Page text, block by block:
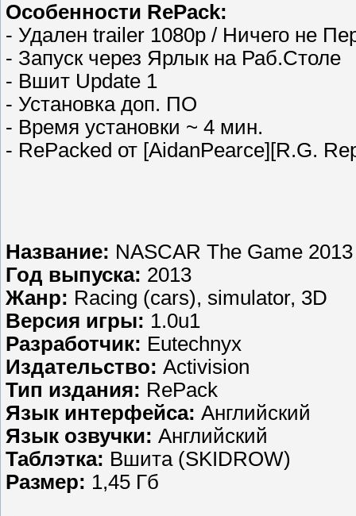
Особенности RePack:
- Удален trailer 1080p / Ничего не
- Запуск через Ярлык на Раб.Столе
- Вшит Update 1
- Установка доп. ПО
- Время установки ~ 4 мин.
- RePacked от [AidanPearce][R.G.
Название: NASCAR The Game 2013
Год выпуска: 2013
Жанр: Racing (cars), simulator, 3D
Версия игры: 1.0u1
Разработчик: Eutechnyx
Издательство: Activision
Тип издания: RePack
Язык интерфейса: Английский
Язык озвучки: Английский
Таблэтка: Вшита (SKIDROW)
Размер: 1,45 Гб